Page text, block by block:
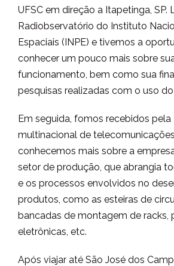
UFSC em direção a Itapetinga, SP.
Radiobservatório do Instituto
Espaciais (INPE) e tivemos a
conhecer um pouco mais sobre
funcionamento, bem como sua
pesquisas realizadas com o uso
Em seguida, fomos recebidos pela
multinacional de
conhecemos mais sobre a
setor de produção, que abrangia
e os processos envolvidos no
produtos, como as esteiras de
bancadas de montagem de racks,
eletrônicas, etc.
Após viajar até São José dos